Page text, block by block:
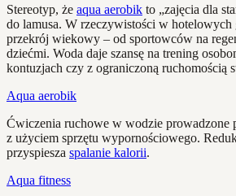
Stereotyp, że aqua aerobik to „zajęcia dla
do lamusa. W rzeczywistości w hotelowych
przekrój wiekowy – od sportowców na
dziećmi. Woda daje szansę na trening
kontuzjach czy z ograniczoną ruchomością
Aqua aerobik
Ćwiczenia ruchowe w wodzie prowadzone
z użyciem sprzętu wypornościowego.
przyspiesza spalanie kalorii.
Aqua fitness